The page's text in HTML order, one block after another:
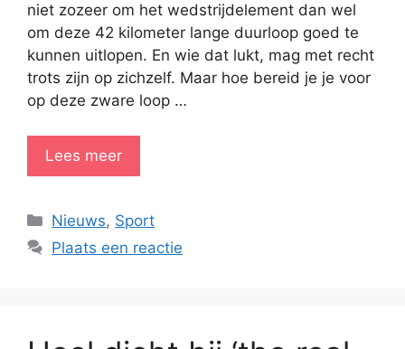
niet zozeer om het wedstrijdelement dan wel
om deze 42 kilometer lange duurloop goed te
kunnen uitlopen. En wie dat lukt, mag met recht
trots zijn op zichzelf. Maar hoe bereid je je voor
op deze zware loop …
Lees meer
Categorieën
Nieuws, Sport
Plaats een reactie